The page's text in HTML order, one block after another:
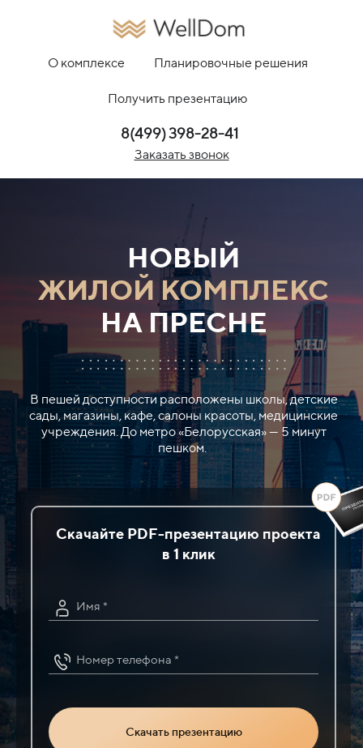
О комплексе Планировочные решения
Получить презентацию
8(499) 398-28-41
Заказать звонок
НОВЫЙ
ЖИЛОЙ КОМПЛЕКС
НА ПРЕСНЕ
В пешей доступности расположены школы, детские
сады, магазины, кафе, салоны красоты, медицинские
учреждения. До метро «Белорусская» — 5 минут
пешком.
Скачайте PDF-презентацию проекта
в 1 клик
Имя *
Номер телефона *
Скачать презентацию